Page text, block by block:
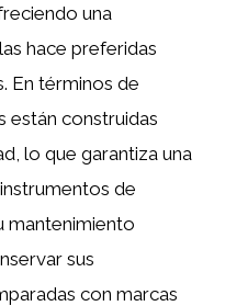
una
hace preferidas
En términos de
están construidas
lo que garantiza una
de
mantenimiento
sus
con marcas